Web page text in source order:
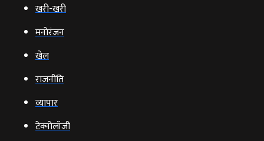
खरी-खरी
मनोरंजन
खेल
राजनीति
व्‍यापार
टेक्‍नोलॉजी